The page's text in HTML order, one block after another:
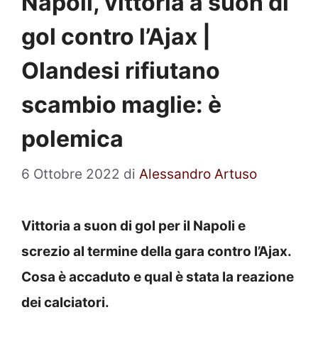
gol contro l’Ajax |
Olandesi rifiutano
scambio maglie: è
polemica
6 Ottobre 2022 di Alessandro Artuso
Vittoria a suon di gol per il Napoli e
screzio al termine della gara contro l’Ajax.
Cosa è accaduto e qual è stata la reazione
dei calciatori.